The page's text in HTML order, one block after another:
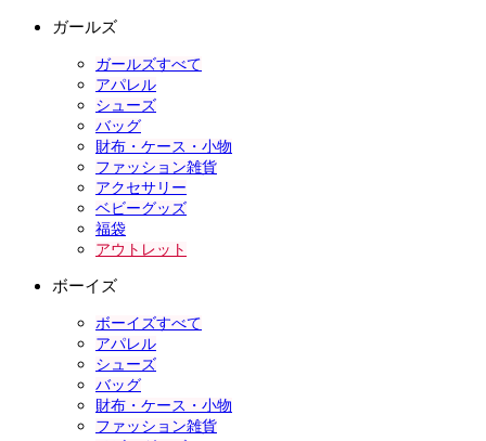
ガールズ
ガールズすべて
アパレル
シューズ
バッグ
財布・ケース・小物
ファッション雑貨
アクセサリー
ベビーグッズ
福袋
アウトレット
ボーイズ
ボーイズすべて
アパレル
シューズ
バッグ
財布・ケース・小物
ファッション雑貨